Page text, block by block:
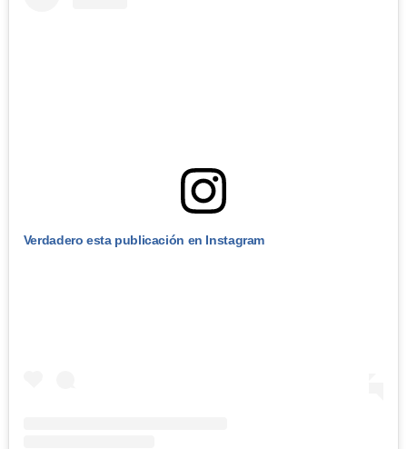
Verdadero esta publicación en Instagram